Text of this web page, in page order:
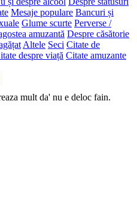
Mesaje populare Bancuri și
Glume scurte Perverse /
amuzantă Despre căsătorie
Altele Seci Citate de
despre viață Citate amuzante
mult da' nu e deloc fain.